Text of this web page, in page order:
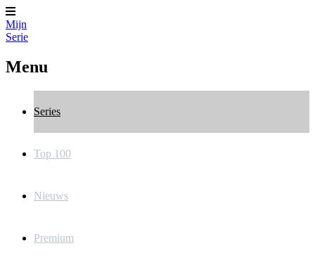
Mijn
Serie
Menu
Series
Top 100
Nieuws
Premium